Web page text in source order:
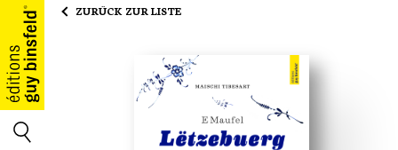
HOME
SUCHE
ZURÜCK ZUR LISTE